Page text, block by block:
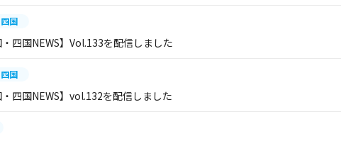
国
四国NEWS】Vol.133を配信しました
国
四国NEWS】vol.132を配信しました